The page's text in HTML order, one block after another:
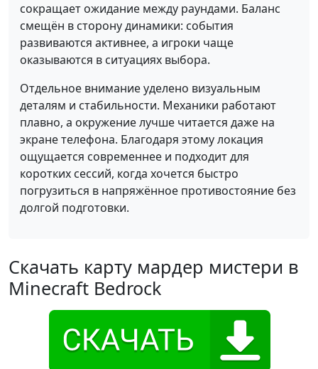
сокращает ожидание между раундами. Баланс
смещён в сторону динамики: события
развиваются активнее, а игроки чаще
оказываются в ситуациях выбора.
Отдельное внимание уделено визуальным
деталям и стабильности. Механики работают
плавно, а окружение лучше читается даже на
экране телефона. Благодаря этому локация
ощущается современнее и подходит для
коротких сессий, когда хочется быстро
погрузиться в напряжённое противостояние без
долгой подготовки.
Скачать карту мардер мистери в
Minecraft Bedrock